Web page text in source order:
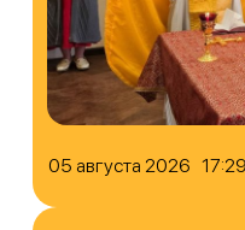
05 августа 2026 17:29